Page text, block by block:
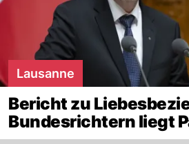
Lausanne
Bericht zu
Bundesrichtern liegt